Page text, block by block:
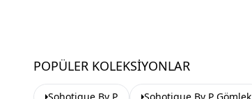
POPÜLER KOLEKSIYONLAR